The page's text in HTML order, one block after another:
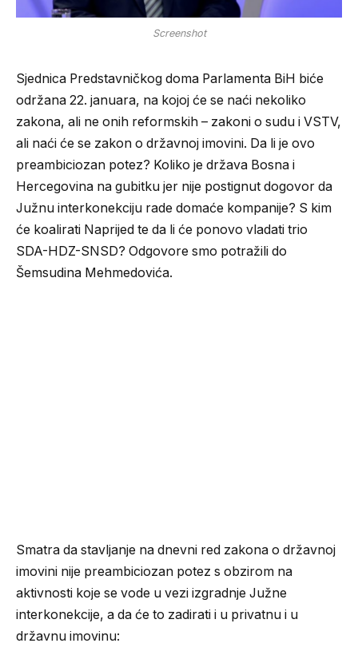
Screenshot
Sjednica Predstavničkog doma Parlamenta BiH biće
održana 22. januara, na kojoj će se naći nekoliko
zakona, ali ne onih reformskih – zakoni o sudu i VSTV,
ali naći će se zakon o državnoj imovini. Da li je ovo
preambiciozan potez? Koliko je država Bosna i
Hercegovina na gubitku jer nije postignut dogovor da
Južnu interkonekciju rade domaće kompanije? S kim
će koalirati Naprijed te da li će ponovo vladati trio
SDA-HDZ-SNSD? Odgovore smo potražili do
Šemsudina Mehmedovića.
Smatra da stavljanje na dnevni red zakona o državnoj
imovini nije preambiciozan potez s obzirom na
aktivnosti koje se vode u vezi izgradnje Južne
interkonekcije, a da će to zadirati i u privatnu i u
državnu imovinu: